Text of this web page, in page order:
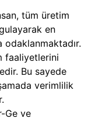
tüm üretim
en
faaliyetlerini
Bu sayede
verimlilik
Ge ve